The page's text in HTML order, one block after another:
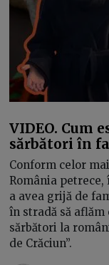
VIDEO. Cum
sărbători în
Conform celor
România
a avea grijă de
în stradă să
sărbători la
de Crăciun”.